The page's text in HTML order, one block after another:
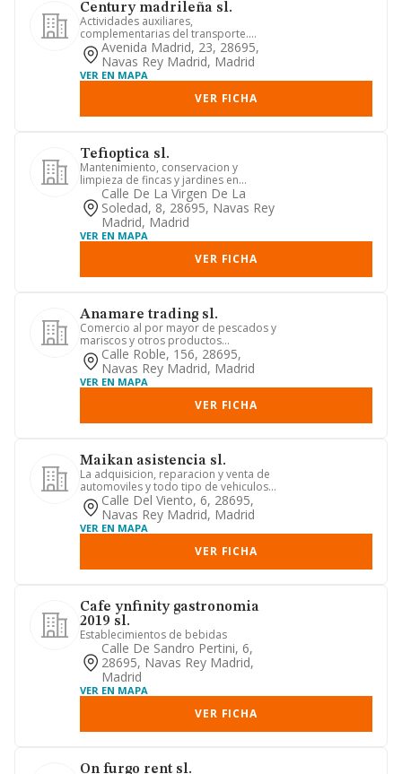
Century madrileña sl.
Actividades auxiliares,
complementarias del transporte.
servicios de agenciade viajes.
construcción...
Avenida Madrid, 23, 28695,
Navas Rey Madrid, Madrid
VER EN MAPA
VER FICHA
Tefioptica sl.
Mantenimiento, conservacion y
limpieza de fincas y jardines en
general. construccion de bienes inmu...
Calle De La Virgen De La
Soledad, 8, 28695, Navas Rey
Madrid, Madrid
VER EN MAPA
VER FICHA
Anamare trading sl.
Comercio al por mayor de pescados y
mariscos y otros productos
alimenticios. además podrá
dedicarse...
Calle Roble, 156, 28695,
Navas Rey Madrid, Madrid
VER EN MAPA
VER FICHA
Maikan asistencia sl.
La adquisicion, reparacion y venta de
automoviles y todo tipo de vehiculos
de motor, asi como la im...
Calle Del Viento, 6, 28695,
Navas Rey Madrid, Madrid
VER EN MAPA
VER FICHA
Cafe ynfinity gastronomia
2019 sl.
Establecimientos de bebidas
Calle De Sandro Pertini, 6,
28695, Navas Rey Madrid,
Madrid
VER EN MAPA
VER FICHA
On furgo rent sl.